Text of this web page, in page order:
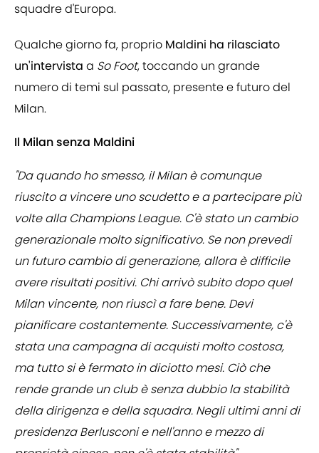
squadre d'Europa.
Qualche giorno fa, proprio Maldini ha rilasciato
un'intervista a So Foot, toccando un grande
numero di temi sul passato, presente e futuro del
Milan.
Il Milan senza Maldini
"Da quando ho smesso, il Milan è comunque
riuscito a vincere uno scudetto e a partecipare più
volte alla Champions League. C'è stato un cambio
generazionale molto significativo. Se non prevedi
un futuro cambio di generazione, allora è difficile
avere risultati positivi. Chi arrivò subito dopo quel
Milan vincente, non riuscì a fare bene. Devi
pianificare costantemente. Successivamente, c'è
stata una campagna di acquisti molto costosa,
ma tutto si è fermato in diciotto mesi. Ciò che
rende grande un club è senza dubbio la stabilità
della dirigenza e della squadra. Negli ultimi anni di
presidenza Berlusconi e nell'anno e mezzo di